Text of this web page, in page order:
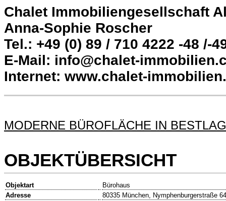
Chalet Immobiliengesellschaft
Anna-Sophie Roscher
Tel.: +49 (0) 89 / 710 4222 -48 /-
E-Mail: info@chalet-
Internet: www.chalet-
MODERNE BÜROFLÄCHE IN
OBJEKTÜBERSICHT
Objektart
Bürohaus
Adresse
80335 München, Nymphenburgerstraße 64